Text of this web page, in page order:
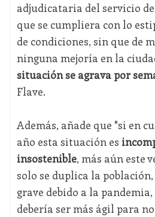
adjudicataria del servicio
que se cumpliera con lo
de condiciones, sin que de
ninguna mejoría en la
situación se agrava por
Flave.
Además, añade que "si en
año esta situación es
insostenible, más aún este
solo se duplica la
grave debido a la
debería ser más ágil para